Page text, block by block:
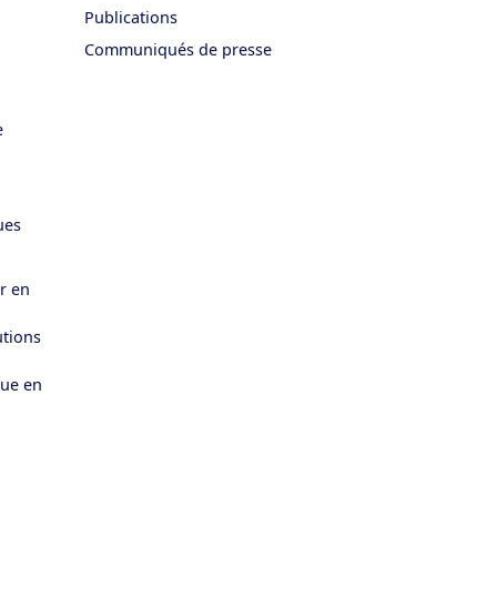
en
en
Publications
Communiqués de presse